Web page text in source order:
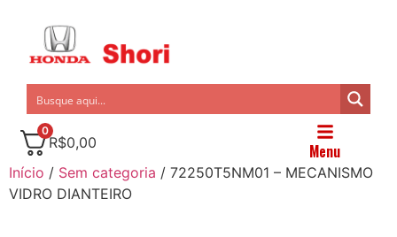
0
R$0,00 Menu
Início / Sem categoria / 72250T5NM01 – MECANISMO
VIDRO DIANTEIRO